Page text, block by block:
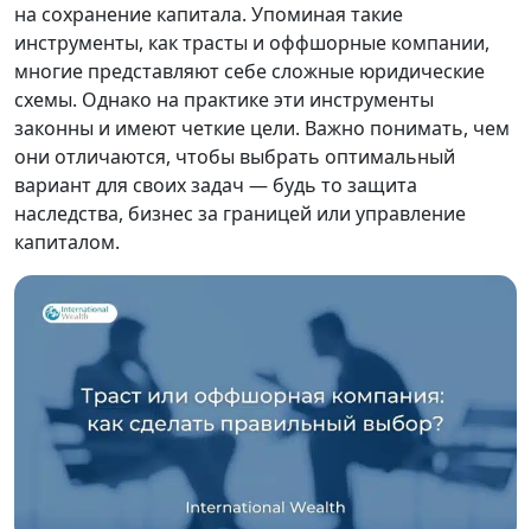
на сохранение капитала. Упоминая такие
инструменты, как трасты и оффшорные компании,
многие представляют себе сложные юридические
схемы. Однако на практике эти инструменты
законны и имеют четкие цели. Важно понимать, чем
они отличаются, чтобы выбрать оптимальный
вариант для своих задач — будь то защита
наследства, бизнес за границей или управление
капиталом.